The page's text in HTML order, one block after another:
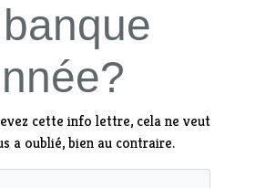
cette info lettre, cela ne veut
a oublié, bien au contraire.